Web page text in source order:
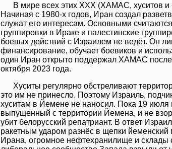
В мире всех этих ХХХ (ХАМАС, хуситов и
Начиная с 1980‑х годов, Иран создал
служат его интересам. Основными
группировки в Ираке и палестинские
боевых действий с Израилем не ведёт. Он
финансирование, обучает боевиков и
один Иран открыто поддержал ХАМАС после
октября 2023 года.
Хуситы регулярно обстреливают
это им не принесло. Поэтому Израиль,
хуситам в Йемене не наносил. Пока 19 июля
выпущенный с территории Йемена, и не
убит белорусский репатриант. В ответ
ракетным ударом разнёс в щепки
Ирана, огромное нефтехранилище и